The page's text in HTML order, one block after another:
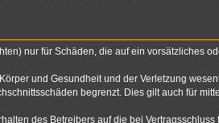
nur für Schäden, die auf ein vorsätzliches
und Gesundheit und der Verletzung
begrenzt. Dies gilt auch für
des Betreibers auf die bei Vertragsschluss